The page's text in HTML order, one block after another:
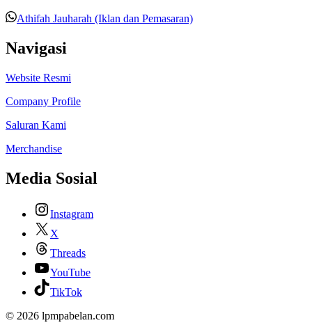
Athifah Jauharah (Iklan dan Pemasaran)
Navigasi
Website Resmi
Company Profile
Saluran Kami
Merchandise
Media Sosial
Instagram
X
Threads
YouTube
TikTok
© 2026 lpmpabelan.com